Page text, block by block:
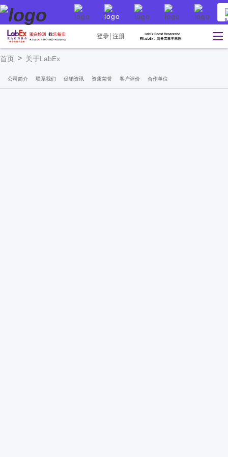
登录 注册
首页 > 关于LabEx
公司简介 联系我们 促销资讯 资质荣誉 客户评价 合作单位